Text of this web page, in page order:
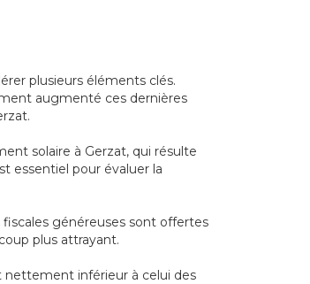
plusieurs éléments clés.
augmenté ces dernières
solaire à Gerzat, qui résulte
essentiel pour évaluer la
généreuses sont offertes
plus attrayant.
nettement inférieur à celui des